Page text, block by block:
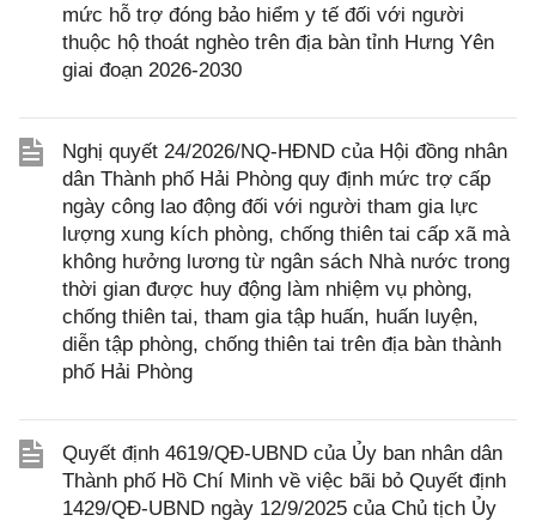
mức hỗ trợ đóng bảo hiểm y tế đối với người
thuộc hộ thoát nghèo trên địa bàn tỉnh Hưng Yên
giai đoạn 2026-2030
Nghị quyết 24/2026/NQ-HĐND của Hội đồng nhân
dân Thành phố Hải Phòng quy định mức trợ cấp
ngày công lao động đối với người tham gia lực
lượng xung kích phòng, chống thiên tai cấp xã mà
không hưởng lương từ ngân sách Nhà nước trong
thời gian được huy động làm nhiệm vụ phòng,
chống thiên tai, tham gia tập huấn, huấn luyện,
diễn tập phòng, chống thiên tai trên địa bàn thành
phố Hải Phòng
Quyết định 4619/QĐ-UBND của Ủy ban nhân dân
Thành phố Hồ Chí Minh về việc bãi bỏ Quyết định
1429/QĐ-UBND ngày 12/9/2025 của Chủ tịch Ủy